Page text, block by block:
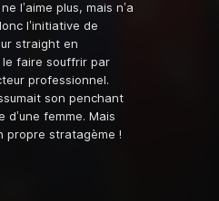
l’aime plus, mais n’a
l’initiative de
straight en
faire souffrir par
professionnel.
son penchant
d’une femme. Mais
propre stratagème !